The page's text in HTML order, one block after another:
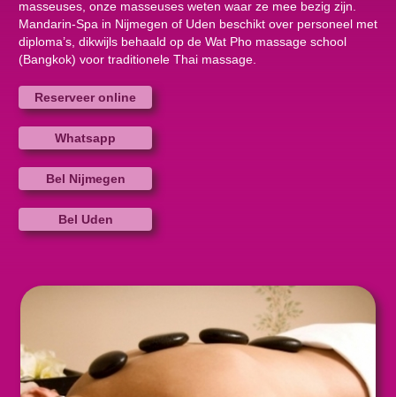
masseuses, onze masseuses weten waar ze mee bezig zijn.
Mandarin-Spa in Nijmegen of Uden beschikt over personeel met
diploma’s, dikwijls behaald op de Wat Pho massage school
(Bangkok) voor traditionele Thai massage.
Reserveer online
Whatsapp
Bel Nijmegen
Bel Uden